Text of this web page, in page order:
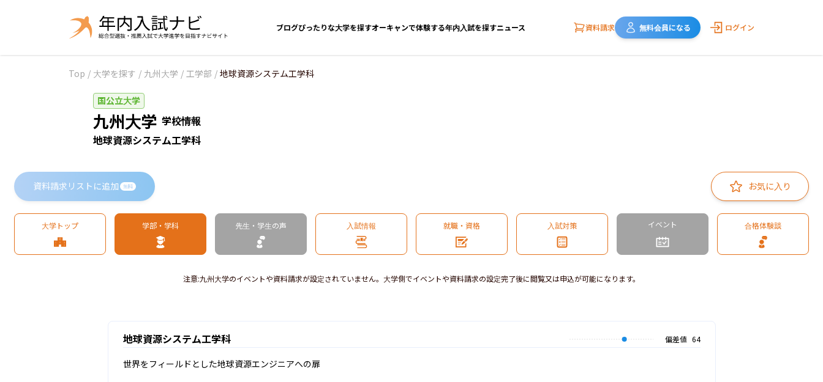
ブログぴったりな大学を探すオーキャンで体験する年内入試を探すニュース 資料請求 無料会員になる ログイン
Top / 大学を探す / 九州大学 / 工学部 / 地球資源システム工学科
国公立大学
九州大学 学校情報
地球資源システム工学科
資料請求リストに追加 無料 お気に入り
大学トップ 学部・学科 先生・学生の声 入試情報 就職・資格 入試対策 イベント 合格体験談
注意:九州大学のイベントや資料請求が設定されていません。大学側でイベントや資料請求の設定完了後に閲覧又は申込が可能になります。
地球資源システム工学科 偏差値 64
世界をフィールドとした地球資源エンジニアへの扉